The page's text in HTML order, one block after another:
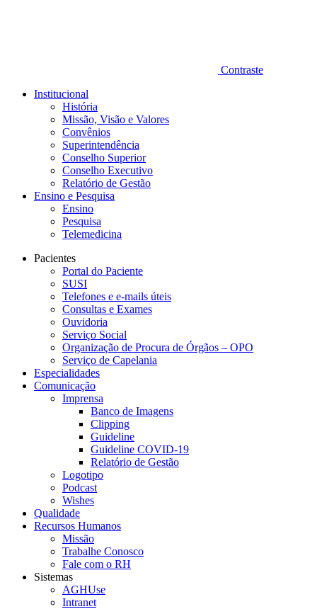
Contraste
Institucional
História
Missão, Visão e Valores
Convênios
Superintendência
Conselho Superior
Conselho Executivo
Relatório de Gestão
Ensino e Pesquisa
Ensino
Pesquisa
Telemedicina
Pacientes
Portal do Paciente
SUSI
Telefones e e-mails úteis
Consultas e Exames
Ouvidoria
Serviço Social
Organização de Procura de Órgãos – OPO
Serviço de Capelania
Especialidades
Comunicação
Imprensa
Banco de Imagens
Clipping
Guideline
Guideline COVID-19
Relatório de Gestão
Logotipo
Podcast
Wishes
Qualidade
Recursos Humanos
Missão
Trabalhe Conosco
Fale com o RH
Sistemas
AGHUse
Intranet